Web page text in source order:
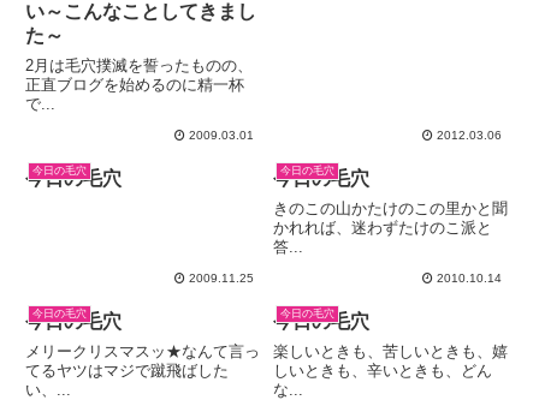
い～こんなことしてきまし
た～
2月は毛穴撲滅を誓ったものの、
正直ブログを始めるのに精一杯
で...
2009.03.01 2012.03.06
今日の毛穴
今日の毛穴
2009.11.25
今日の毛穴
今日の毛穴
きのこの山かたけのこの里かと聞
かれれば、迷わずたけのこ派と
答...
2010.10.14
今日の毛穴
今日の毛穴
メリークリスマスッ★なんて言っ
てるヤツはマジで蹴飛ばした
い、...
今日の毛穴
今日の毛穴
楽しいときも、苦しいときも、嬉
しいときも、辛いときも、どん
な...